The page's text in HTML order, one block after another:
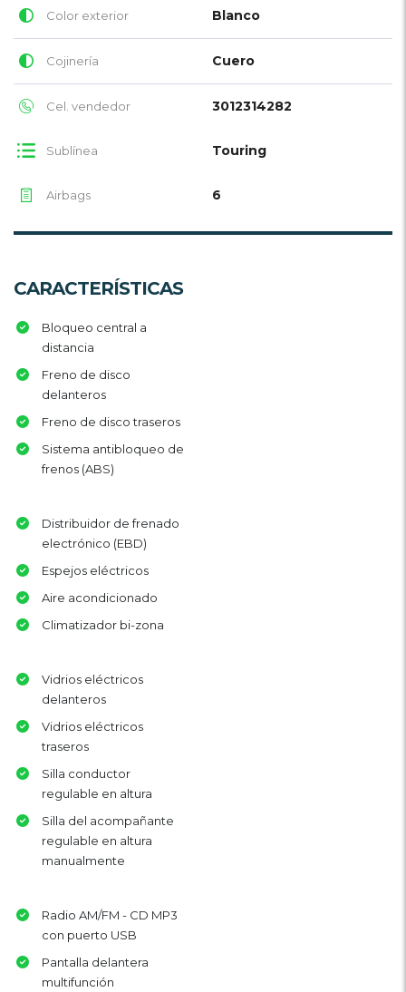
Color exterior Blanco
Cojinería Cuero
Cel. vendedor 3012314282
Sublínea Touring
Airbags 6
CARACTERÍSTICAS
Bloqueo central a
distancia
Freno de disco
delanteros
Freno de disco traseros
Sistema antibloqueo de
frenos (ABS)
Distribuidor de frenado
electrónico (EBD)
Espejos eléctricos
Aire acondicionado
Climatizador bi-zona
Vidrios eléctricos
delanteros
Vidrios eléctricos
traseros
Silla conductor
regulable en altura
Silla del acompañante
regulable en altura
manualmente
Radio AM/FM - CD MP3
con puerto USB
Pantalla delantera
multifunción